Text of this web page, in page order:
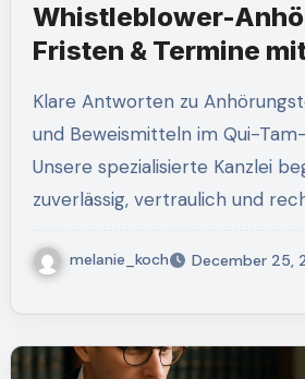
Whistleblower-
Fristen & Termine
Klare Antworten zu Anhörungsterminen, Fristen
und Beweismitteln im Qui-
Unsere spezialisierte Kanzlei
zuverlässig, vertraulich und
melanie_koch December 25,